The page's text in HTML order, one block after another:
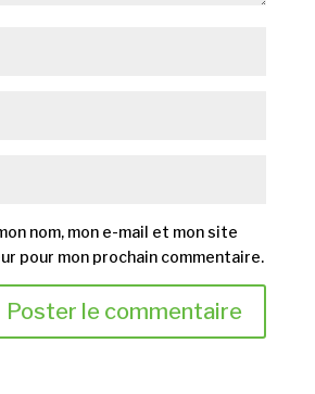
nom, mon e-mail et mon site
pour mon prochain commentaire.